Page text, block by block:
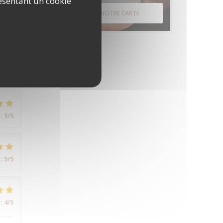
: 5/5
: 5/5
: 4/5
DÉCOUVRIR NOTRE CARTE